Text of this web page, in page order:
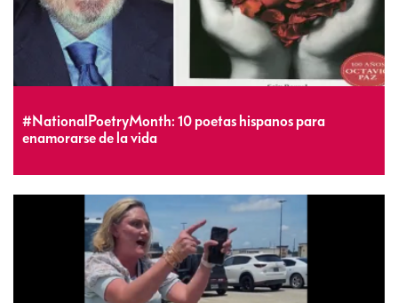
#NationalPoetryMonth: 10 poetas hispanos para
enamorarse de la vida